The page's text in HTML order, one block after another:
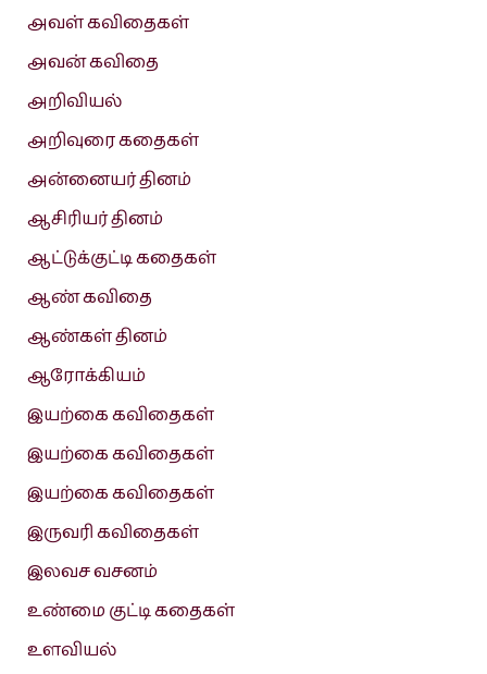
அவள் கவிதைகள்
அவன் கவிதை
அறிவியல்
அறிவுரை கதைகள்
அன்னையர் தினம்
ஆசிரியர் தினம்
ஆட்டுக்குட்டி கதைகள்
ஆண் கவிதை
ஆண்கள் தினம்
ஆரோக்கியம்
இயற்கை கவிதைகள்
இயற்கை கவிதைகள்
இயற்கை கவிதைகள்
இருவரி கவிதைகள்
இலவச வசனம்
உண்மை குட்டி கதைகள்
உளவியல்